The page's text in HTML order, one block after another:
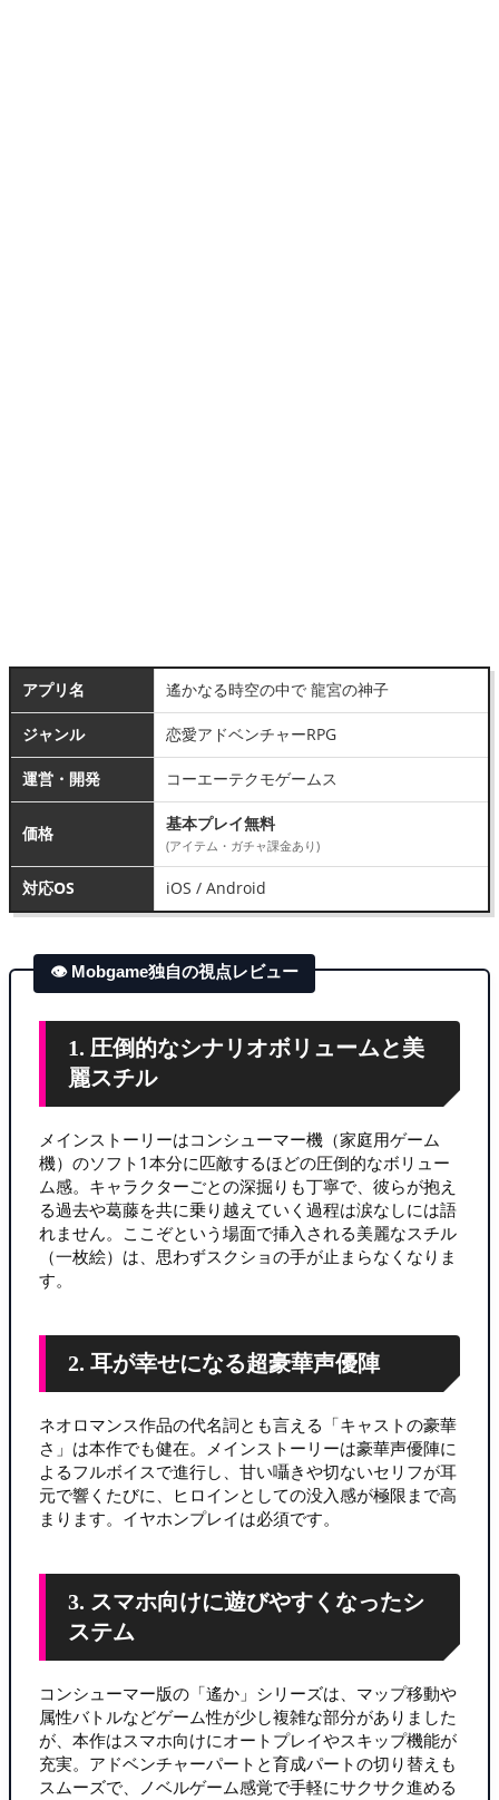
アプリ名 遙かなる時空の中で 龍宮の神子
ジャンル 恋愛アドベンチャーRPG
運営・開発 コーエーテクモゲームス
価格 基本プレイ無料
(アイテム・ガチャ課金あり)
対応OS iOS / Android
👁 Mobgame独自の視点レビュー
1. 圧倒的なシナリオボリュームと美
麗スチル
メインストーリーはコンシューマー機（家庭用ゲーム
機）のソフト1本分に匹敵するほどの圧倒的なボリュー
ム感。キャラクターごとの深掘りも丁寧で、彼らが抱え
る過去や葛藤を共に乗り越えていく過程は涙なしには語
れません。ここぞという場面で挿入される美麗なスチル
（一枚絵）は、思わずスクショの手が止まらなくなりま
す。
2. 耳が幸せになる超豪華声優陣
ネオロマンス作品の代名詞とも言える「キャストの豪華
さ」は本作でも健在。メインストーリーは豪華声優陣に
よるフルボイスで進行し、甘い囁きや切ないセリフが耳
元で響くたびに、ヒロインとしての没入感が極限まで高
まります。イヤホンプレイは必須です。
3. スマホ向けに遊びやすくなったシ
ステム
コンシューマー版の「遙か」シリーズは、マップ移動や
属性バトルなどゲーム性が少し複雑な部分がありました
が、本作はスマホ向けにオートプレイやスキップ機能が
充実。アドベンチャーパートと育成パートの切り替えも
スムーズで、ノベルゲーム感覚で手軽にサクサク進める